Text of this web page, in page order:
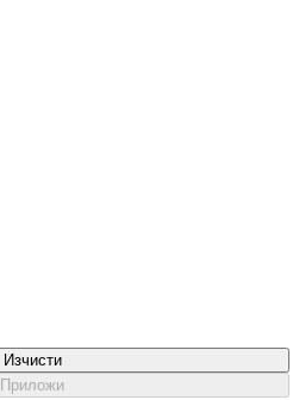
Изчисти
Приложи